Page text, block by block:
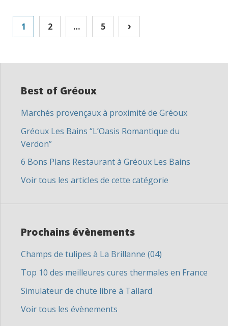
Navigation
des
articles
1 2 … 5 ›
Best of Gréoux
Marchés provençaux à proximité de Gréoux
Gréoux Les Bains “L’Oasis Romantique du
Verdon”
6 Bons Plans Restaurant à Gréoux Les Bains
Voir tous les articles de cette catégorie
Prochains évènements
Champs de tulipes à La Brillanne (04)
Top 10 des meilleures cures thermales en France
Simulateur de chute libre à Tallard
Voir tous les évènements